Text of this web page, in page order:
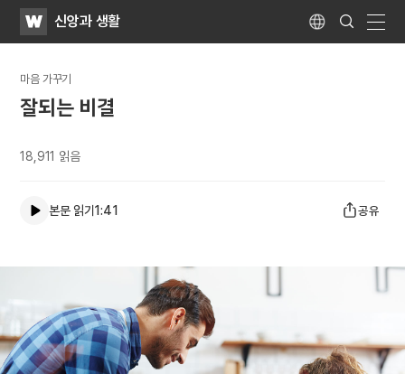
WATV신앙과 생활 Language
Search
Submit
마음 가꾸기
잘되는 비결
18,911 읽음
본문 읽기1:41 공유